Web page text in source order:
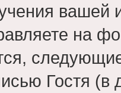
на
Гостя